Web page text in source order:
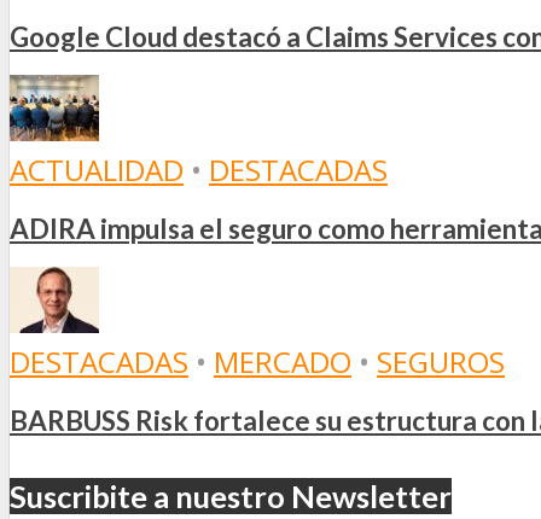
Google Cloud destacó a Claims Services
ACTUALIDAD • DESTACADAS
ADIRA impulsa el seguro como
DESTACADAS • MERCADO • SEGUROS
BARBUSS Risk fortalece su estructura
Suscribite a nuestro Newsletter